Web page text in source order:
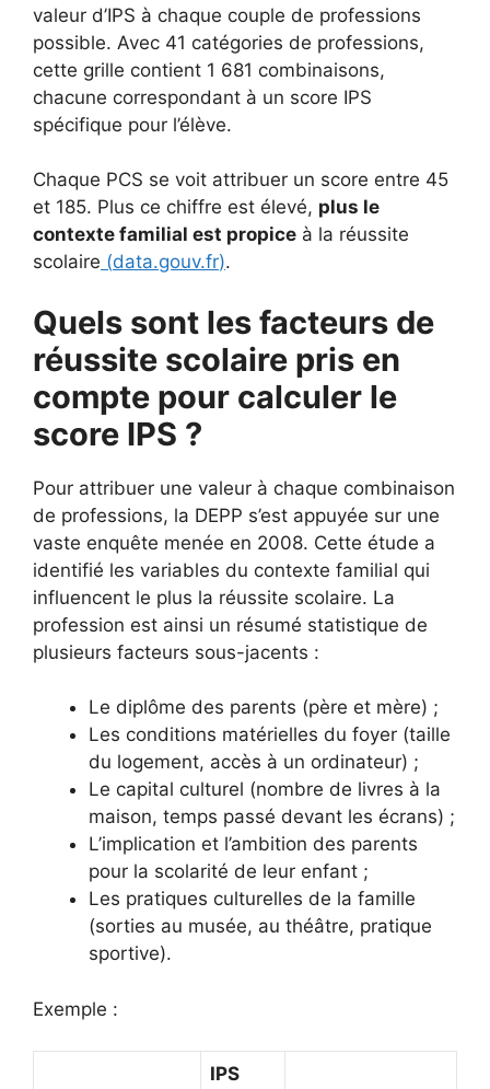
valeur d’IPS à chaque couple de professions
possible. Avec 41 catégories de professions,
cette grille contient 1 681 combinaisons,
chacune correspondant à un score IPS
spécifique pour l’élève.
Chaque PCS se voit attribuer un score entre 45
et 185. Plus ce chiffre est élevé, plus le
contexte familial est propice à la réussite
scolaire (data.gouv.fr).
Quels sont les facteurs de
réussite scolaire pris en
compte pour calculer le
score IPS ?
Pour attribuer une valeur à chaque combinaison
de professions, la DEPP s’est appuyée sur une
vaste enquête menée en 2008. Cette étude a
identifié les variables du contexte familial qui
influencent le plus la réussite scolaire. La
profession est ainsi un résumé statistique de
plusieurs facteurs sous-jacents :
Le diplôme des parents (père et mère) ;
Les conditions matérielles du foyer (taille
du logement, accès à un ordinateur) ;
Le capital culturel (nombre de livres à la
maison, temps passé devant les écrans) ;
L’implication et l’ambition des parents
pour la scolarité de leur enfant ;
Les pratiques culturelles de la famille
(sorties au musée, au théâtre, pratique
sportive).
Exemple :
IPS